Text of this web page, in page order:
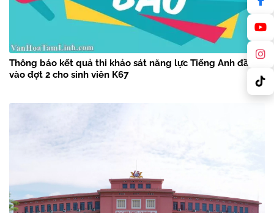
Thông báo kết quả thi khảo sát năng lực Tiếng Anh đầu
vào đợt 2 cho sinh viên K67